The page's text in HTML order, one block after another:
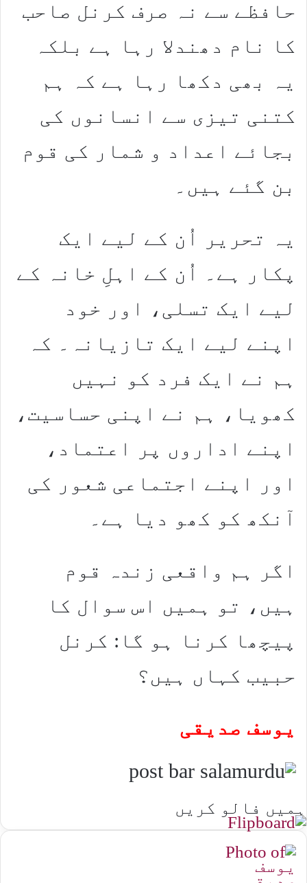
حافظے سے نہ صرف کرنل صاحب
کا نام دھندلا رہا ہے بلکہ
یہ بھی دکھا رہا ہے کہ ہم
کتنی تیزی سے انسانوں کی
بجائے اعداد و شمار کی قوم
بن گئے ہیں۔
یہ تحریر اُن کے لیے ایک
پکار ہے۔ اُن کے اہلِ خانہ کے
لیے ایک تسلی، اور خود
اپنے لیے ایک تازیانہ۔ کہ
ہم نے ایک فرد کو نہیں
کھویا، ہم نے اپنی حساسیت،
اپنے اداروں پر اعتماد،
اور اپنے اجتماعی شعور کی
آنکھ کو کھو دیا ہے۔
اگر ہم واقعی زندہ قوم
ہیں، تو ہمیں اس سوال کا
پیچھا کرنا ہو گا: کرنل
حبیب کہاں ہیں؟
یوسف صدیقی
ہمیں فالو کریں